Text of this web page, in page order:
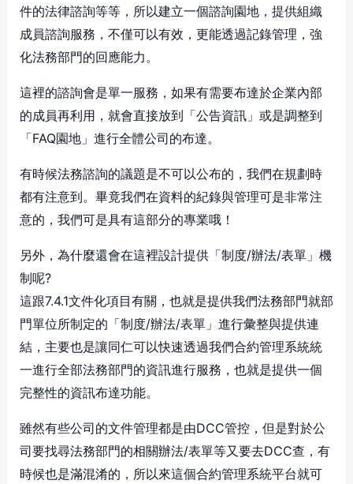
件的法律諮詢等等，所以建立一個諮詢園地，提供組織
成員諮詢服務，不僅可以有效，更能透過記錄管理，強
化法務部門的回應能力。
這裡的諮詢會是單一服務，如果有需要布達於企業內部
的成員再利用，就會直接放到「公告資訊」或是調整到
「FAQ園地」進行全體公司的布達。
有時候法務諮詢的議題是不可以公布的，我們在規劃時
都有注意到。畢竟我們在資料的紀錄與管理可是非常注
意的，我們可是具有這部分的專業哦！
另外，為什麼還會在這裡設計提供「制度/辦法/表單」機
制呢?
這跟7.4.1文件化項目有關，也就是提供我們法務部門就部
門單位所制定的「制度/辦法/表單」進行彙整與提供連
結，主要也是讓同仁可以快速透過我們合約管理系統統
一進行全部法務部門的資訊進行服務，也就是提供一個
完整性的資訊布達功能。
雖然有些公司的文件管理都是由DCC管控，但是對於公
司要找尋法務部門的相關辦法/表單等又要去DCC查，有
時候也是滿混淆的，所以來這個合約管理系統平台就可